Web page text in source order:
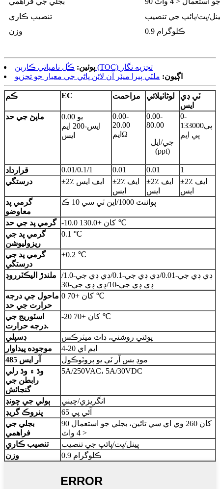
تنصيب ڪاري
ڀت/پائپ جي تنصيب
وزن
0.9 ڪلوگرام
پوئين:
ڪُل نامياتي ڪاربن (TOC) تجزيه نگار
اڳيون: ملٽي پيرا ميٽر آن لائن پاڻي جي معيار جو تجزيو
ڪم EC مزاحمت لوڻاٺيلائي
ٽي ڊي
ايس
ماپڻ جي حد
0.00 يو
ايس-200 ايم
ايس
0.00-
20.00
ايمΩ
0.00-
80.00
جي/ايل
(ppt)
0-
133000پي
پي ايم
قرارداد 0.01/0.1/1 0.01 0.01
1
درستگي
±2٪ ايف ايس
±2٪ ايف
ايس
±2٪ ايف
ايس
±2٪ ايف
ايس
گرمي پد
معاوضو
پوائنٽ 1000/اين ٽي سي 10 ڪ
گرمي پد جي حد
-10.0 کان +130.0 ℃
گرمي پد جي
ريزوليوشن
0.1 ℃
گرمي پد جي
درستگي
±0.2 ℃
ملندڙ اليڪٽرروڊ
ڊي ڊي جي-0.01/ڊي ڊي جي-0.1/ڊي ڊي جي-1.0/
ڊي ڊي جي-10/ڊي ڊي جي-30
ماحول جي درجه
حرارت جي حد
0 کان +70 ℃
اسٽوريج جي
درجه حرارت.
-20 کان +70 ℃
ڊسپلي
پوئتي روشني، ڊاٽ ميٽرڪس
موجوده پيداوار
4-20 ايم اي
آر ايس 485
موڊ بس آر ٽي يو پروٽوڪول
وڌ ۾ وڌ رلي
رابطن جي
گنجائش
5A/250VAC، 5A/30VDC
ٻولي جي چونڊ
انگريزي/چيني
پنروڪ گريڊ
آئي پي 65
بجلي جي
فراهمي
90 کان 260 وي اي سي تائين، بجلي جو استعمال
< 4 واٽ
تنصيب ڪاري
پينل/ڀت/پائپ جي تنصيب
وزن
0.9 ڪلوگرام